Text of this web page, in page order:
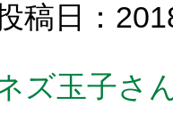
稿日：
ズ玉子さ